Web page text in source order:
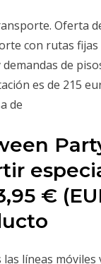
Oferta
con rutas
de
es de 215
de
€
líneas